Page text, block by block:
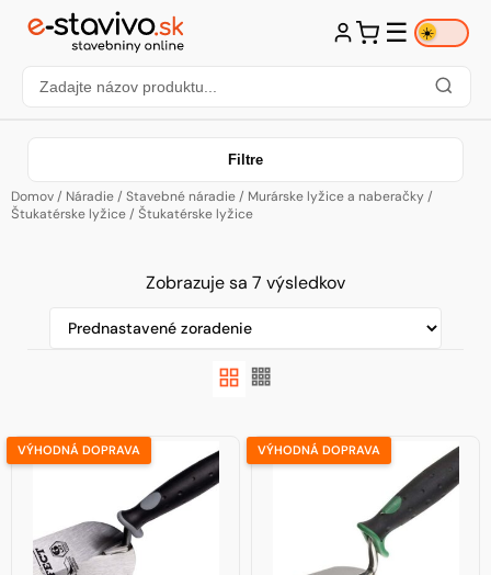
☰ ☀️
Filtre
Domov/ Náradie/ Stavebné náradie/ Murárske lyžice a naberačky/
Štukatérske lyžice/ Štukatérske lyžice
Zobrazuje sa 7 výsledkov
VÝHODNÁ DOPRAVA VÝHODNÁ DOPRAVA